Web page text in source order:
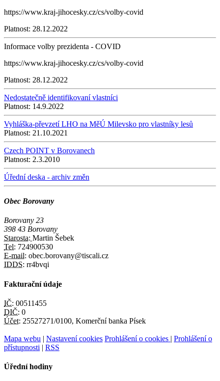
https://www.kraj-jihocesky.cz/cs/volby-covid
Platnost: 28.12.2022
Informace volby prezidenta - COVID
https://www.kraj-jihocesky.cz/cs/volby-covid
Platnost: 28.12.2022
Nedostatečně identifikovaní vlastníci
Platnost: 14.9.2022
Vyhláška-převzetí LHO na MěÚ Milevsko pro vlastníky lesů
Platnost: 21.10.2021
Czech POINT v Borovanech
Platnost: 2.3.2010
Úřední deska - archiv změn
Obec Borovany
Borovany 23
398 43 Borovany
Starosta: Martin Šebek
Tel: 724900530
E-mail: obec.borovany@tiscali.cz
IDDS: rr4bvqi
Fakturační údaje
IČ: 00511455
DIČ: 0
Účet: 25527271/0100, Komerční banka Písek
Mapa webu | Nastavení cookies Prohlášení o cookies | Prohlášení o
přístupnosti | RSS
Úřední hodiny